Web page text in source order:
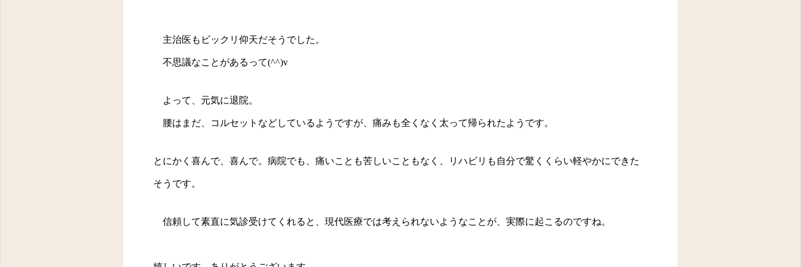
主治医もビックリ仰天だそうでした。
不思議なことがあるって(^^)v
よって、元気に退院。
腰はまだ、コルセットなどしているようですが、痛みも全くなく太って帰られたようです。
とにかく喜んで、喜んで。 病院でも、痛いことも苦しいこともなく、リハビリも自分で驚くくらい軽やかにできた
そうです。
信頼して素直に気診受けてくれると、現代医療では考えられないようなことが、実際に起こるのですね。